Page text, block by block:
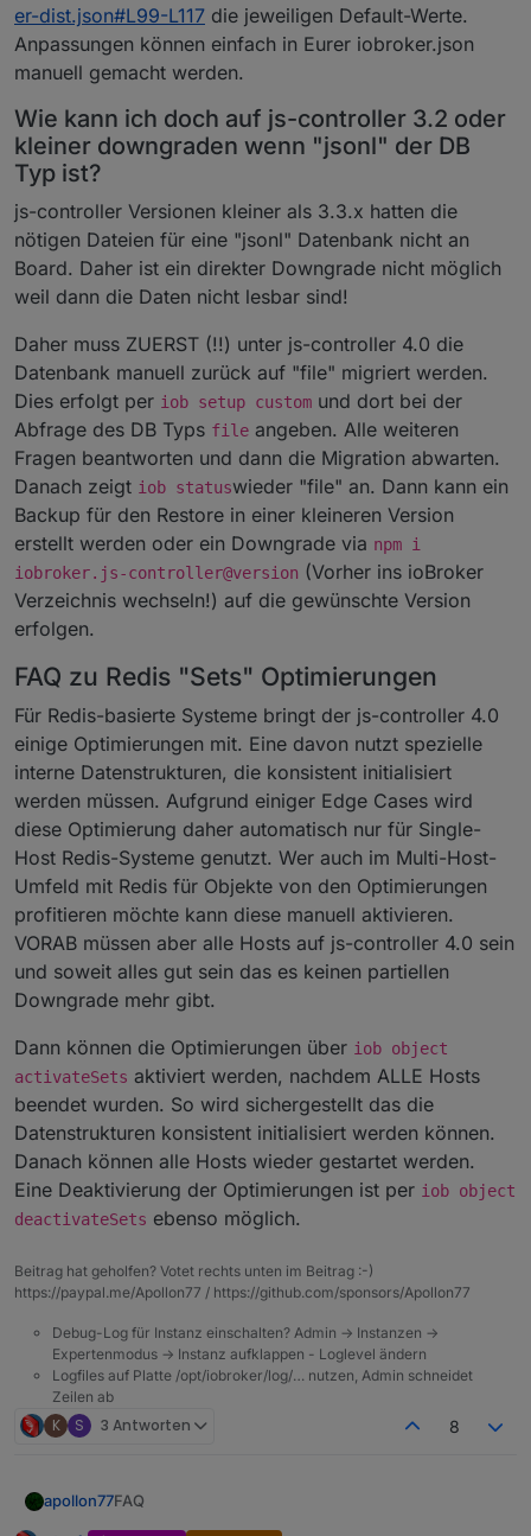
er-dist.json#L99-L117 die jeweiligen Default-Werte.
Anpassungen können einfach in Eurer iobroker.json
manuell gemacht werden.
Wie kann ich doch auf js-controller 3.2 oder
kleiner downgraden wenn "jsonl" der DB
Typ ist?
js-controller Versionen kleiner als 3.3.x hatten die
nötigen Dateien für eine "jsonl" Datenbank nicht an
Board. Daher ist ein direkter Downgrade nicht möglich
weil dann die Daten nicht lesbar sind!
Daher muss ZUERST (!!) unter js-controller 4.0 die
Datenbank manuell zurück auf "file" migriert werden.
Dies erfolgt per iob setup custom und dort bei der
Abfrage des DB Typs file angeben. Alle weiteren
Fragen beantworten und dann die Migration abwarten.
Danach zeigt iob statuswieder "file" an. Dann kann ein
Backup für den Restore in einer kleineren Version
erstellt werden oder ein Downgrade via npm i
iobroker.js-controller@version (Vorher ins ioBroker
Verzeichnis wechseln!) auf die gewünschte Version
erfolgen.
FAQ zu Redis "Sets" Optimierungen
Für Redis-basierte Systeme bringt der js-controller 4.0
einige Optimierungen mit. Eine davon nutzt spezielle
interne Datenstrukturen, die konsistent initialisiert
werden müssen. Aufgrund einiger Edge Cases wird
diese Optimierung daher automatisch nur für Single-
Host Redis-Systeme genutzt. Wer auch im Multi-Host-
Umfeld mit Redis für Objekte von den Optimierungen
profitieren möchte kann diese manuell aktivieren.
VORAB müssen aber alle Hosts auf js-controller 4.0 sein
und soweit alles gut sein das es keinen partiellen
Downgrade mehr gibt.
Dann können die Optimierungen über iob object
activateSets aktiviert werden, nachdem ALLE Hosts
beendet wurden. So wird sichergestellt das die
Datenstrukturen konsistent initialisiert werden können.
Danach können alle Hosts wieder gestartet werden.
Eine Deaktivierung der Optimierungen ist per iob object
deactivateSets ebenso möglich.
Beitrag hat geholfen? Votet rechts unten im Beitrag :-)
https://paypal.me/Apollon77 / https://github.com/sponsors/Apollon77
Debug-Log für Instanz einschalten? Admin -> Instanzen ->
Expertenmodus -> Instanz aufklappen - Loglevel ändern
Logfiles auf Platte /opt/iobroker/log/… nutzen, Admin schneidet
Zeilen ab
K S 3 Antworten 8
apollon77FAQ